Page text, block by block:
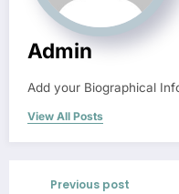
Admin
Add your Biographical
View All Posts
Previous post